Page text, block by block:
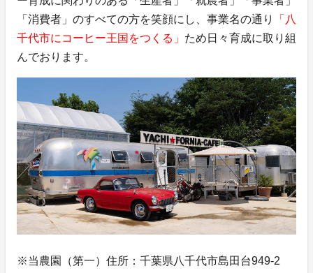
「消費者」のすべての方を笑顔にし、事業名の通り
「八
千代市にコーヒー王国をつくる」 ため日々育成に取り組
んでおります。
※当農園（第一）住所：千葉県八千代市島田台949-2